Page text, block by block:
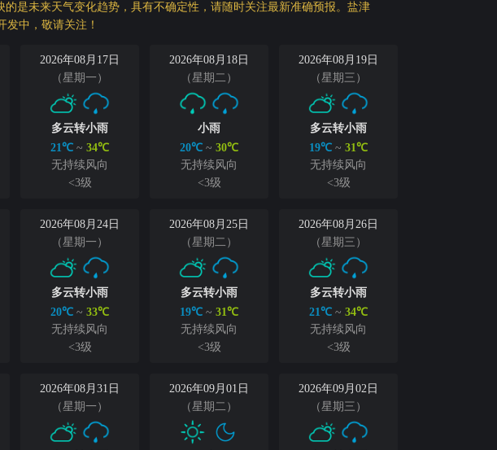
是未来天气变化趋势，具有不确定性，请随时关注最新准确预报。盐津
发中，敬请关注！
2026年08月17日
（星期一）
多云转小雨
21℃ ~ 34℃
无持续风向
<3级
2026年08月18日
（星期二）
小雨
20℃ ~ 30℃
无持续风向
<3级
2026年08月19日
（星期三）
多云转小雨
19℃ ~ 31℃
无持续风向
<3级
2026年08月24日
（星期一）
多云转小雨
20℃ ~ 33℃
无持续风向
<3级
2026年08月25日
（星期二）
多云转小雨
19℃ ~ 31℃
无持续风向
<3级
2026年08月26日
（星期三）
多云转小雨
21℃ ~ 34℃
无持续风向
<3级
2026年08月31日
（星期一）
2026年09月01日
（星期二）
2026年09月02日
（星期三）